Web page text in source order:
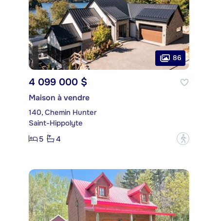
86
4 099 000 $
Maison à vendre
140, Chemin Hunter
Saint-Hippolyte
5
4 ?